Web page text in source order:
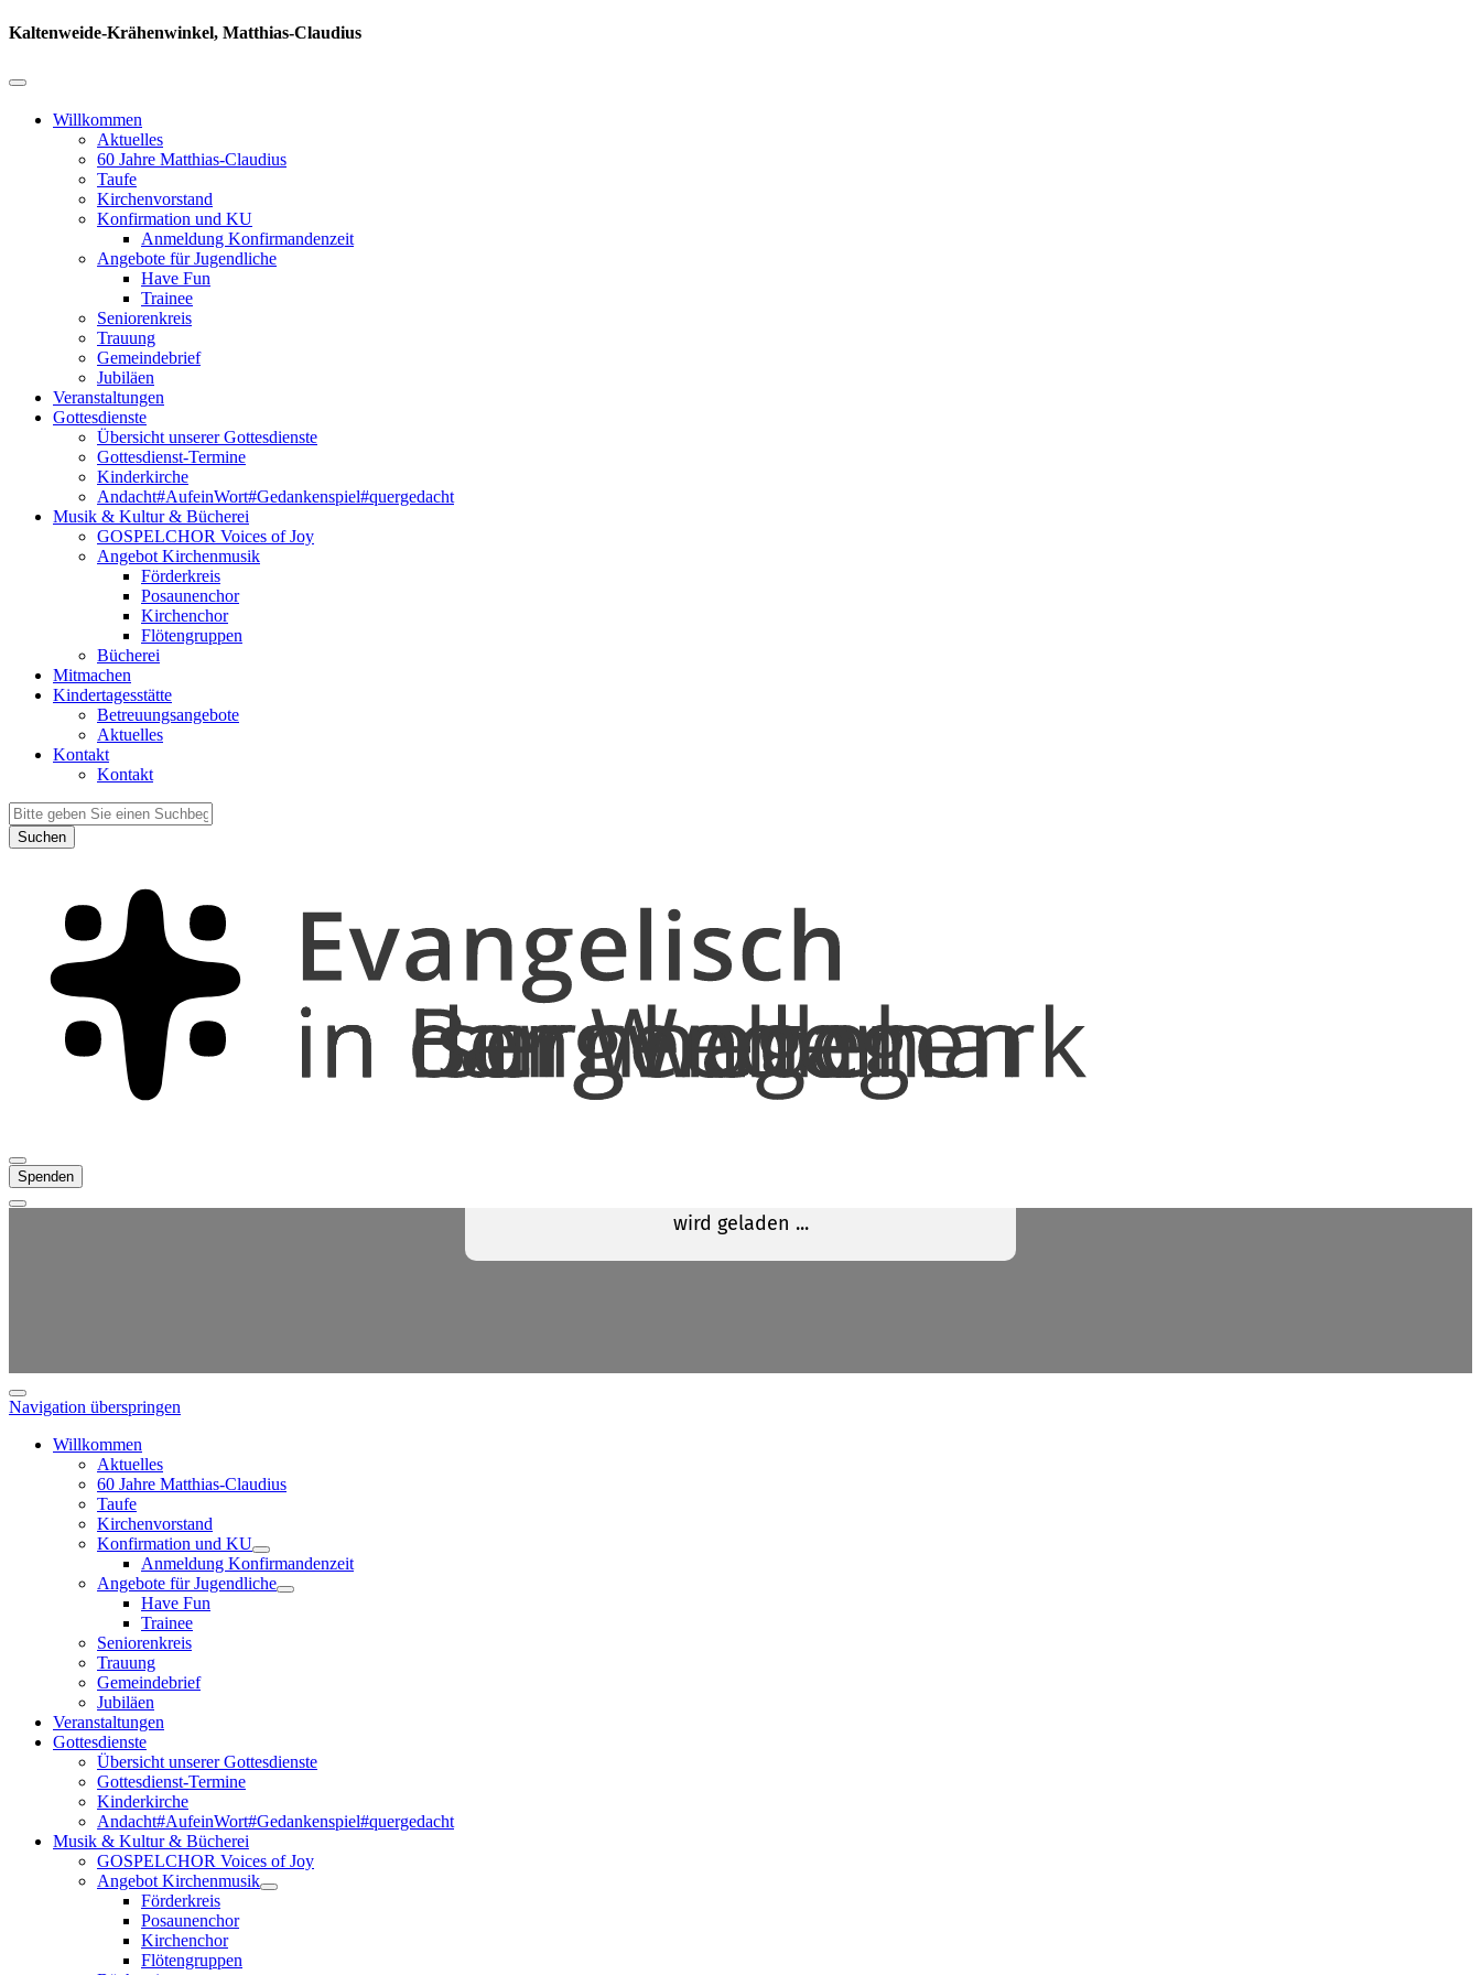
Kaltenweide-Krähenwinkel, Matthias-Claudius
Willkommen
Aktuelles
60 Jahre Matthias-Claudius
Taufe
Kirchenvorstand
Konfirmation und KU
Anmeldung Konfirmandenzeit
Angebote für Jugendliche
Have Fun
Trainee
Seniorenkreis
Trauung
Gemeindebrief
Jubiläen
Veranstaltungen
Gottesdienste
Übersicht unserer Gottesdienste
Gottesdienst-Termine
Kinderkirche
Andacht#AufeinWort#Gedankenspiel#quergedacht
Musik & Kultur & Bücherei
GOSPELCHOR Voices of Joy
Angebot Kirchenmusik
Förderkreis
Posaunenchor
Kirchenchor
Flötengruppen
Bücherei
Mitmachen
Kindertagesstätte
Betreuungsangebote
Aktuelles
Kontakt
Kontakt
Suchen
Spenden
Navigation überspringen
Willkommen
Aktuelles
60 Jahre Matthias-Claudius
Taufe
Kirchenvorstand
Konfirmation und KU
Anmeldung Konfirmandenzeit
Angebote für Jugendliche
Have Fun
Trainee
Seniorenkreis
Trauung
Gemeindebrief
Jubiläen
Veranstaltungen
Gottesdienste
Übersicht unserer Gottesdienste
Gottesdienst-Termine
Kinderkirche
Andacht#AufeinWort#Gedankenspiel#quergedacht
Musik & Kultur & Bücherei
GOSPELCHOR Voices of Joy
Angebot Kirchenmusik
Förderkreis
Posaunenchor
Kirchenchor
Flötengruppen